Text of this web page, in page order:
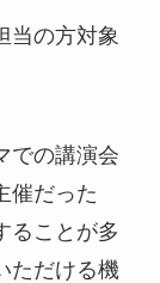
当の方対象
での講演会
催だった
ることが多
ただける機